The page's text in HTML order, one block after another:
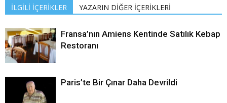
İLGİLİ İÇERİKLER YAZARIN DİĞER İÇERİKLERİ
Fransa’nın Amiens Kentinde Satılık Kebap
Restoranı
Paris’te Bir Çınar Daha Devrildi